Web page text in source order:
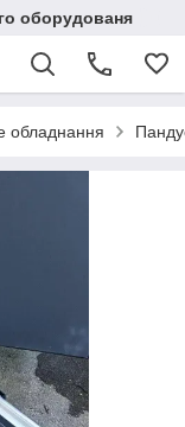
оборудованя
обладнання